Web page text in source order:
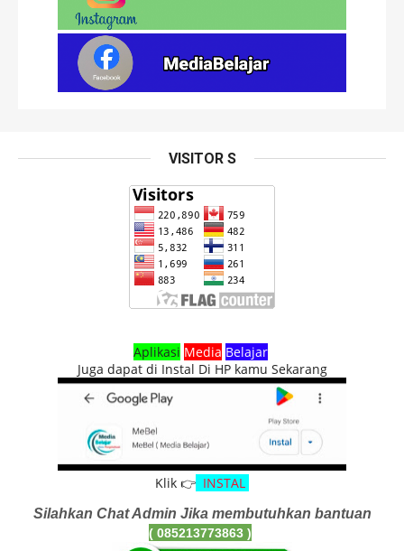
VISITOR S
Aplikasi Media Belajar
Juga dapat di Instal Di HP kamu Sekarang
Klik 👉 INSTAL
Silahkan Chat Admin Jika membutuhkan bantuan
( 085213773863 )